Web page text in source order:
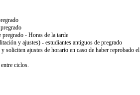
- Horas de la tarde
y ajustes) - estudiantes antiguos de pregrado
ajustes de horario en caso de haber reprobado el
ciclos.